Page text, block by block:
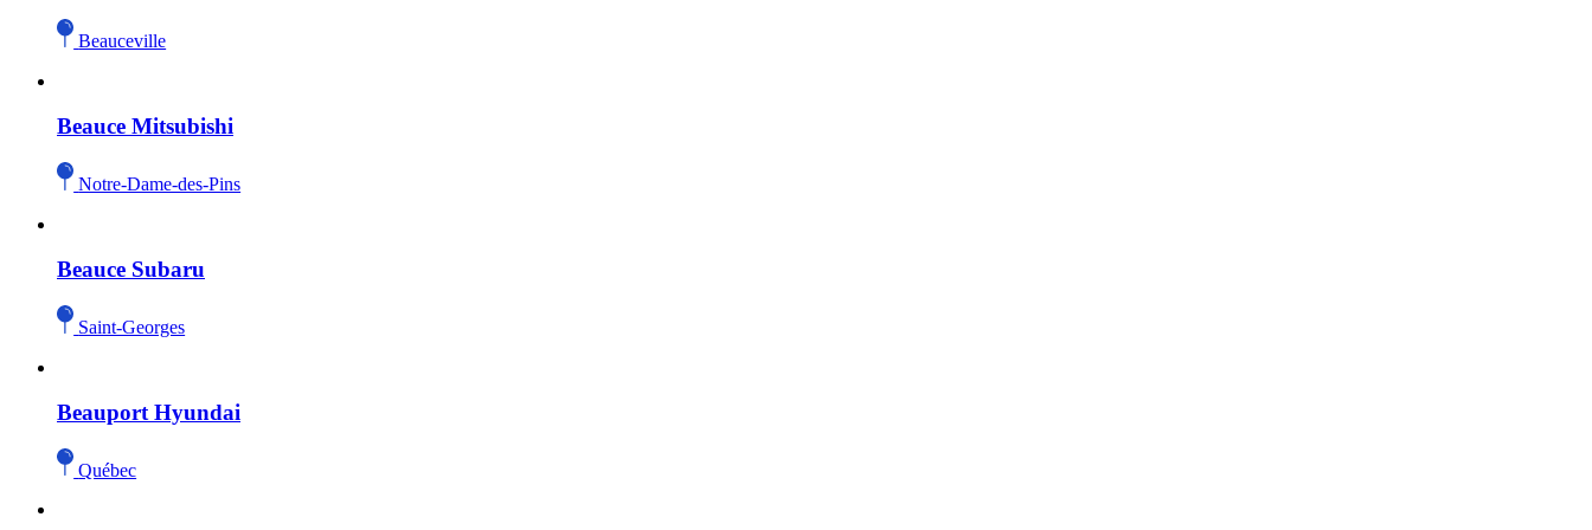
Beauceville
Beauce Mitsubishi
Notre-Dame-des-Pins
Beauce Subaru
Saint-Georges
Beauport Hyundai
Québec